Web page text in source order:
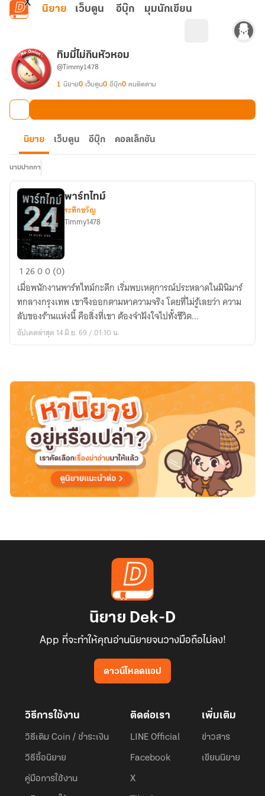
ข้ามไปยังเนื้อหาหลัก
นิยาย เว็บตูน อีบุ๊ก มุมนักเขียน
ทิมมี่ไม่กินหัวหอม
@Timmy1478
1 นิยาย0 เว็บตูน0 อีบุ๊ก0 คนติดตาม
นิยาย เว็บตูน อีบุ๊ก คอลเล็กชัน
นามปากกา
พาร์ทไทม์
พาร์ทไทม์
ระทึกขวัญ
Timmy1478
12600 (0)
เมื่อพนักงานพาร์ทไทม์กะดึก เริ่มพบเหตุการณ์ประหลาดในมินิมาร์
ทกลางกรุงเทพ เขาจึงออกตามหาความจริง โดยที่ไม่รู้เลยว่า ความ
ลับของร้านแห่งนี้ คือสิ่งที่เขา ต้องจำฝังใจไปทั้งชีวิต...
อัปเดตล่าสุด 14 มิ.ย. 69 / 01:10 น.
นิยาย Dek-D
App ที่จะทำให้คุณอ่านนิยายจนวางมือถือไม่ลง!
ดาวน์โหลดแอป
วิธีการใช้งาน
วิธีเติม Coin / ชำระเงิน
วิธีซื้อนิยาย
คู่มือการใช้งาน
ติดต่อเรา
LINE Official
Facebook
X
เพิ่มเติม
ข่าวสาร
เขียนนิยาย